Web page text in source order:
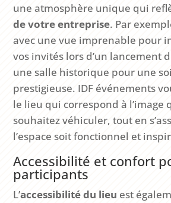
une atmosphère unique qui
de votre entreprise. Par
avec une vue imprenable pour
vos invités lors d’un lancement
une salle historique pour une
prestigieuse. IDF événements
le lieu qui correspond à l’image
souhaitez véhiculer, tout en
l’espace soit fonctionnel et
Accessibilité et confort
participants
L’accessibilité du lieu est